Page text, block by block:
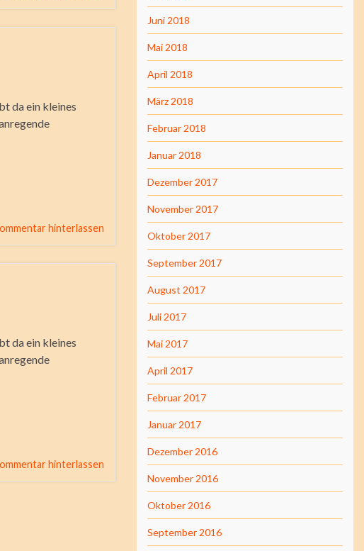
da ein kleines
hinterlassen
da ein kleines
hinterlassen
Juni 2018
Mai 2018
April 2018
März 2018
Februar 2018
Januar 2018
Dezember 2017
November 2017
Oktober 2017
September 2017
August 2017
Juli 2017
Mai 2017
April 2017
Februar 2017
Januar 2017
Dezember 2016
November 2016
Oktober 2016
September 2016